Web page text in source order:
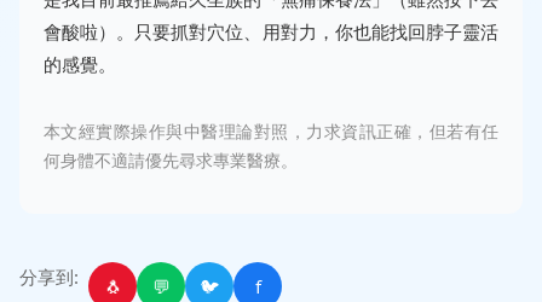
會酸啦）。只要抓對穴位、用對力，你也能找回脖子靈活
的感覺。
本文經實際操作與中醫理論對照，力求資訊正確，但若有任
何身體不適請優先尋求專業醫療。
分享到: 🐧 💬 🐦 f